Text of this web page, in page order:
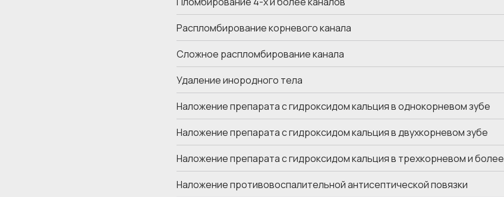
Распломбирование корневого канала
Сложное распломбирование канала
Удаление инородного тела
Наложение препарата с гидроксидом кальция в однокорневом зубе
Наложение препарата с гидроксидом кальция в двухкорневом зубе
Наложение препарата с гидроксидом кальция в трехкорневом и более
Наложение противовоспалительной антисептической повязки